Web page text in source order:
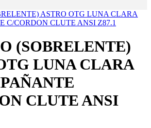
(SOBRELENTE)
LUNA CLARA
CLUTE ANSI